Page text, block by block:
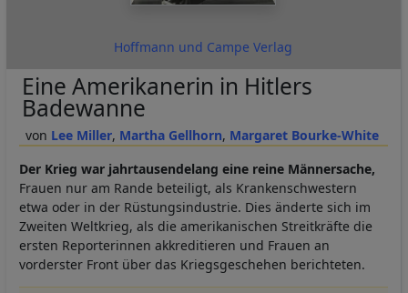
Hoffmann und Campe Verlag
Lee Miller Martha Gellhorn Margaret Bourke-White
Eine Amerikanerin in Hitlers
Badewanne
Der Krieg war jahrtausendelang eine reine Männersache,
Frauen nur am Rande beteiligt, als Krankenschwestern
etwa oder in der Rüstungsindustrie. Dies änderte sich im
Zweiten Weltkrieg, als die amerikanischen Streitkräfte die
ersten Reporterinnen akkreditieren und Frauen an
vorderster Front über das Kriegsgeschehen berichteten.